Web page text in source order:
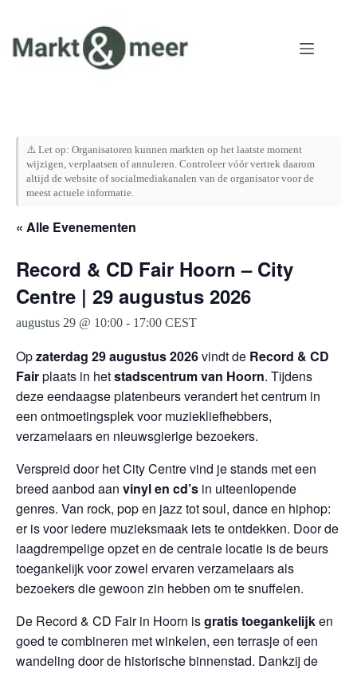
inhoud
⚠️ Let op: Organisatoren kunnen markten op het laatste moment
wijzigen, verplaatsen of annuleren. Controleer vóór vertrek daarom
altijd de website of socialmediakanalen van de organisator voor de
meest actuele informatie.
« Alle Evenementen
Record & CD Fair Hoorn – City
Centre | 29 augustus 2026
augustus 29 @ 10:00 - 17:00 CEST
Opzaterdag 29 augustus 2026vindt de Record & CD
Fairplaats in hetstadscentrum van Hoorn. Tijdens
deze eendaagse platenbeurs verandert het centrum in
een ontmoetingsplek voor muziekliefhebbers,
verzamelaars en nieuwsgierige bezoekers.
Verspreid door het City Centre vind je stands met een
breed aanbod aan vinyl en cd’s in uiteenlopende
genres. Van rock, pop en jazz tot soul, dance en hiphop:
er is voor iedere muzieksmaak iets te ontdekken. Door de
laagdrempelige opzet en de centrale locatie is de beurs
toegankelijk voor zowel ervaren verzamelaars als
bezoekers die gewoon zin hebben om te snuffelen.
De Record & CD Fair in Hoorn isgratis toegankelijken
goed te combineren met winkelen, een terrasje of een
wandeling door de historische binnenstad. Dankzij de